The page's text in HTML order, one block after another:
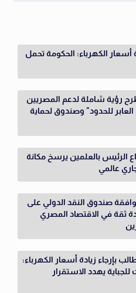
أسعار الكهرباء: الحكومة تحمل
رؤية شاملة لدعم المصريين
للحدود" وصندوق لحماية
الرئيس بالعلمين يرسخ مكانة
عالمي
صندوق النقد الدولي على
ثقة في الاقتصاد المصري
بإرجاء زيادة أسعار الكهرباء:
يهدد الاستقرار